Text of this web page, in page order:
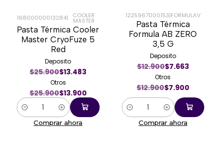
-46%
16800000013284| COOLER
MASTER
Pasta Térmica Cooler
Master CryoFuze 5
Red
Deposito
$25.900$13.483
Otros
$25.900$13.900
Cantidad
Comprar ahora
-39%
1225967000153|FORMULAV
Pasta Térmica
Formula AB ZERO
3,5 G
Deposito
$12.900$7.663
Otros
$12.900$7.900
Cantidad
Comprar ahora